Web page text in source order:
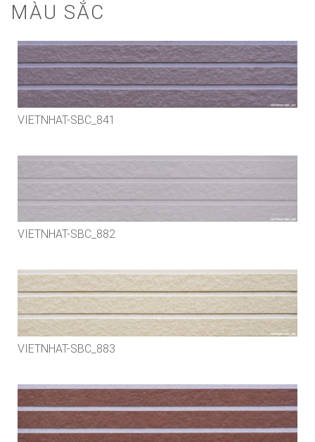
MÀU SẮC
VIETNHAT-SBC_841
VIETNHAT-SBC_882
VIETNHAT-SBC_883